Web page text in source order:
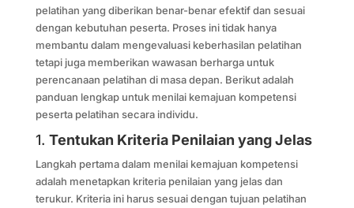
pelatihan yang diberikan benar-benar efektif dan sesuai
dengan kebutuhan peserta. Proses ini tidak hanya
membantu dalam mengevaluasi keberhasilan pelatihan
tetapi juga memberikan wawasan berharga untuk
perencanaan pelatihan di masa depan. Berikut adalah
panduan lengkap untuk menilai kemajuan kompetensi
peserta pelatihan secara individu.
1. Tentukan Kriteria Penilaian yang Jelas
Langkah pertama dalam menilai kemajuan kompetensi
adalah menetapkan kriteria penilaian yang jelas dan
terukur. Kriteria ini harus sesuai dengan tujuan pelatihan